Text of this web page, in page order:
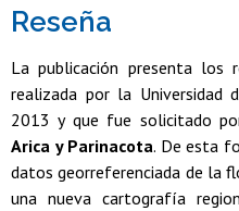
Reseña
La publicación presenta los
realizada por la
2013 y que fue solicitado
Arica y Parinacota. De esta
datos georreferenciada de la
una nueva cartografía